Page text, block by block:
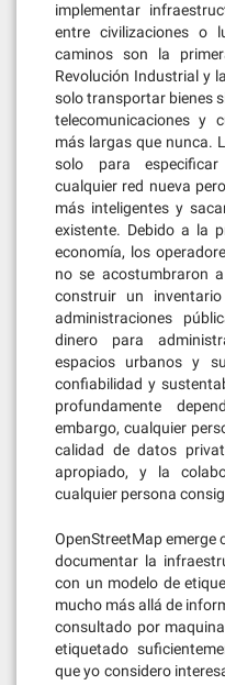
implementar
entre civilizaciones o
caminos son la
Revolución Industrial y
solo transportar bienes
telecomunicaciones y
más largas que nunca.
solo para
cualquier red nueva
más inteligentes y
existente. Debido a la
economía, los
no se acostumbraron
construir un
administraciones
dinero para
espacios urbanos y
confiabilidad y
profundamente
embargo, cualquier
calidad de datos
apropiado, y la
cualquier persona
OpenStreetMap emerge
documentar la
con un modelo de
mucho más allá de
consultado por
etiquetado
que yo considero